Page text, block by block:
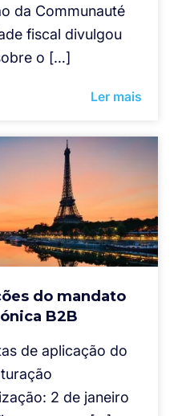
da Communauté
fiscal divulgou
o […]
Ler mais
do mandato
B2B
de aplicação do
2 de janeiro